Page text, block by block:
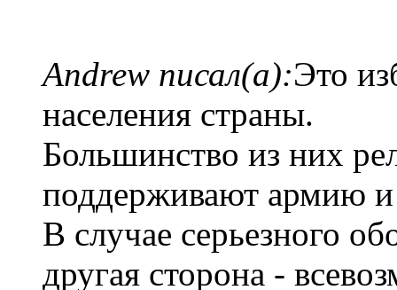
Andrew писал(а):Это
населения страны.
Большинство из них
поддерживают армию
В случае серьезного
другая сторона -